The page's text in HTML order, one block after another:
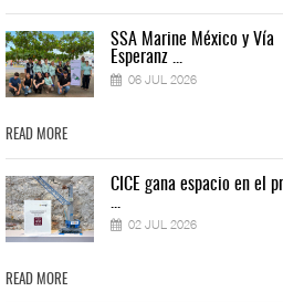
Treinta y nueve años navegando el
cambio
05 AGO 2026
SSA Marine México y Vía
Esperanz ...
06 JUL 2026
READ MORE
CICE gana espacio en el
02 JUL 2026
READ MORE